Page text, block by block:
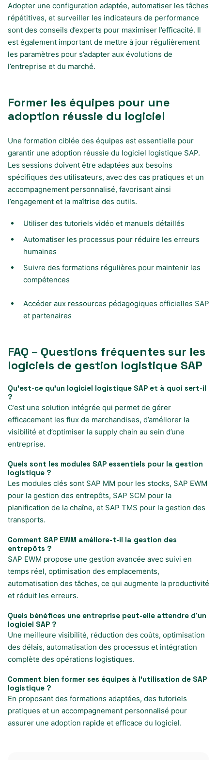
Adopter une configuration adaptée, automatiser les tâches
répétitives, et surveiller les indicateurs de performance
sont des conseils d’experts pour maximiser l’efficacité. Il
est également important de mettre à jour régulièrement
les paramètres pour s’adapter aux évolutions de
l’entreprise et du marché.
Former les équipes pour une
adoption réussie du logiciel
Une formation ciblée des équipes est essentielle pour
garantir une adoption réussie du logiciel logistique SAP.
Les sessions doivent être adaptées aux besoins
spécifiques des utilisateurs, avec des cas pratiques et un
accompagnement personnalisé, favorisant ainsi
l’engagement et la maîtrise des outils.
Utiliser des tutoriels vidéo et manuels détaillés
Automatiser les processus pour réduire les erreurs
humaines
Suivre des formations régulières pour maintenir les
compétences
Accéder aux ressources pédagogiques officielles SAP
et partenaires
FAQ – Questions fréquentes sur les
logiciels de gestion logistique SAP
Qu’est-ce qu’un logiciel logistique SAP et à quoi sert-il
?
C’est une solution intégrée qui permet de gérer
efficacement les flux de marchandises, d’améliorer la
visibilité et d’optimiser la supply chain au sein d’une
entreprise.
Quels sont les modules SAP essentiels pour la gestion
logistique ?
Les modules clés sont SAP MM pour les stocks, SAP EWM
pour la gestion des entrepôts, SAP SCM pour la
planification de la chaîne, et SAP TMS pour la gestion des
transports.
Comment SAP EWM améliore-t-il la gestion des
entrepôts ?
SAP EWM propose une gestion avancée avec suivi en
temps réel, optimisation des emplacements,
automatisation des tâches, ce qui augmente la productivité
et réduit les erreurs.
Quels bénéfices une entreprise peut-elle attendre d’un
logiciel SAP ?
Une meilleure visibilité, réduction des coûts, optimisation
des délais, automatisation des processus et intégration
complète des opérations logistiques.
Comment bien former ses équipes à l’utilisation de SAP
logistique ?
En proposant des formations adaptées, des tutoriels
pratiques et un accompagnement personnalisé pour
assurer une adoption rapide et efficace du logiciel.